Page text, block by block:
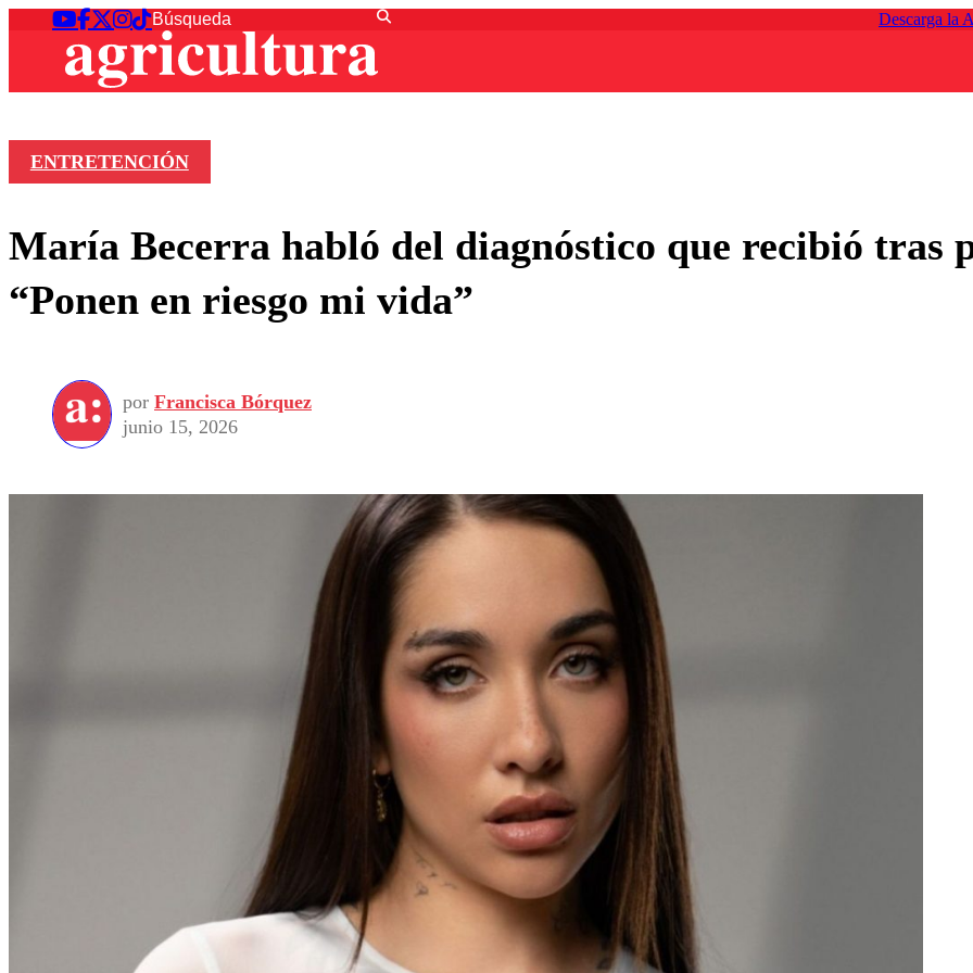
Descarga la
ENTRETENCIÓN
María Becerra habló del diagnóstico que recibió tras
“Ponen en riesgo mi vida”
por Francisca Bórquez
junio 15, 2026